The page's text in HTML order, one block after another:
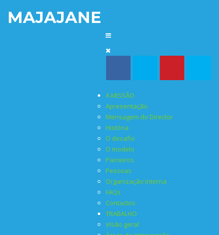
MAJAJANE
A MISSÃO
Apresentação
Mensagem do Director
História
O desafio
O modelo
Parceiros
Pessoas
Organização interna
FAQs
Contactos
TRABALHO
Visão geral